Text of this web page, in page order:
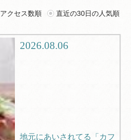
グルメ
アクセス数順 直近の30日の人気順
2026.08.06
地元にあいされてる「カフ